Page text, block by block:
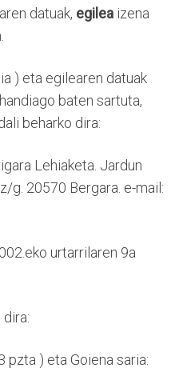
datuak, egilea izena
) eta egilearen datuak
baten sartuta,
beharko dira:
Lehiaketa. Jardun
g. 20570 Bergara. e-mail:
urtarrilaren 9a
dira:
pzta ) eta Goiena saria: